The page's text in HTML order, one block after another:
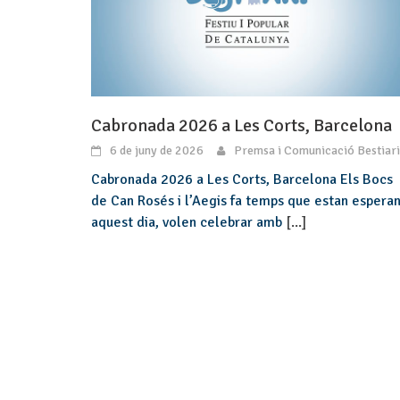
Cabronada 2026 a Les Corts, Barcelona
6 de juny de 2026 Premsa i Comunicació Bestiari
Cabronada 2026 a Les Corts, Barcelona Els Bocs
de Can Rosés i l’Aegis fa temps que estan
aquest dia, volen celebrar amb [...]